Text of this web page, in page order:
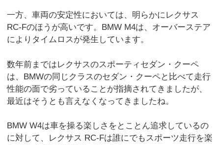
一方、車両の安定性においては、明らかにレクサス
RC-Fのほうが高いです。BMW M4は、オーバーステア
によりタイムロスが発生しています。
数年前まではレクサスのスポーティセダン・クーペ
は、BMWの同じクラスのセダン・クーペと比べて走行
性能の面で劣っていることが指摘されてきましたが、
最近はそうとも言えなくなってきましたね。
BMW W4は車を操る楽しさをとことん追求しているの
に対して、レクサス RC-Fは誰にでもスポーツ走行を楽